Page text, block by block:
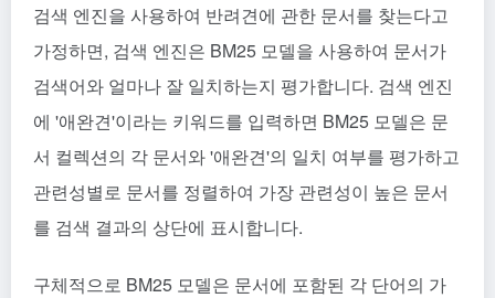
검색 엔진을 사용하여 반려견에 관한 문서를 찾는다고
가정하면, 검색 엔진은 BM25 모델을 사용하여 문서가
검색어와 얼마나 잘 일치하는지 평가합니다. 검색 엔진
에 '애완견'이라는 키워드를 입력하면 BM25 모델은 문
서 컬렉션의 각 문서와 '애완견'의 일치 여부를 평가하고
관련성별로 문서를 정렬하여 가장 관련성이 높은 문서
를 검색 결과의 상단에 표시합니다.
구체적으로 BM25 모델은 문서에 포함된 각 단어의 가